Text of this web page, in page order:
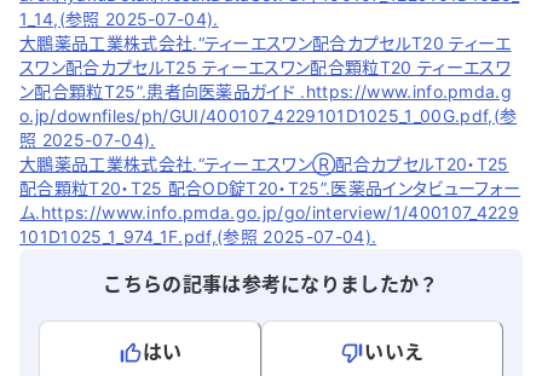
1_14,(参照 2025-07-04).
大鵬薬品工業株式会社.“ティーエスワン配合カプセルT20 ティーエ
スワン配合カプセルT25 ティーエスワン配合顆粒T20 ティーエスワ
ン配合顆粒T25”.患者向医薬品ガイド .https://www.info.pmda.g
o.jp/downfiles/ph/GUI/400107_4229101D1025_1_00G.pdf,(参
照 2025-07-04).
大鵬薬品工業株式会社.“ティーエスワンⓇ配合カプセルT20・T25
配合顆粒T20・T25 配合OD錠T20・T25”.医薬品インタビューフォー
ム.https://www.info.pmda.go.jp/go/interview/1/400107_4229
101D1025_1_974_1F.pdf,(参照 2025-07-04).
こちらの記事は参考になりましたか？
はい
いいえ